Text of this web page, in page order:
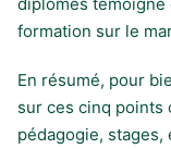
formation sur le
En résumé, pour
sur ces cinq points
pédagogie,